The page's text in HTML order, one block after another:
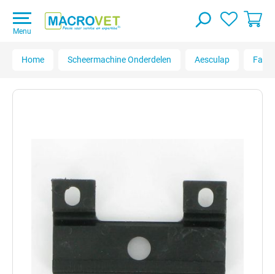
Menu
Home Scheermachine Onderdelen Aesculap